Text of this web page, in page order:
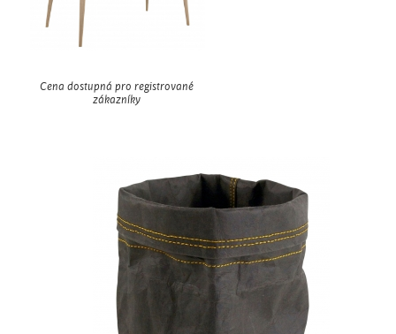
Cena dostupná pro registrované
zákazníky